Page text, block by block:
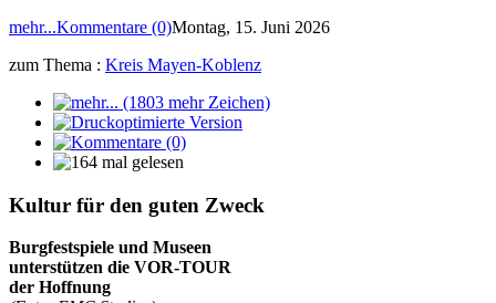
mehr...Kommentare (0)Montag, 15. Juni 2026
zum Thema : Kreis Mayen-Koblenz
Kultur für den guten Zweck
Burgfestspiele und Museen
unterstützen die VOR-TOUR
der Hoffnung